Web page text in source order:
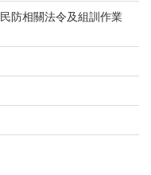
防相關法令及組訓作業